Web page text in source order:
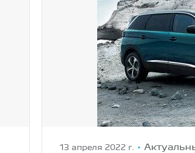
13 апреля 2022 г.